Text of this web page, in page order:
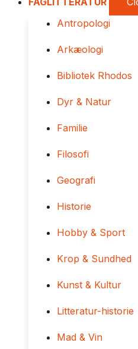
Antropologi
Arkæologi
Bibliotek Rhodos
Dyr & Natur
Familie
Filosofi
Geografi
Historie
Hobby & Sport
Krop & Sundhed
Kunst & Kultur
Litteratur-historie
Mad & Vin